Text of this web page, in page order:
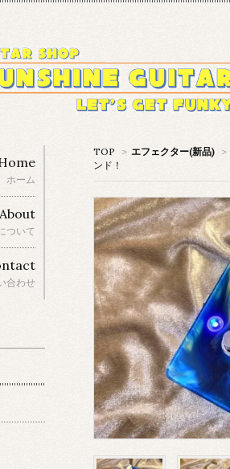
TOP > エフェクター(新品) >
ンド！
ホーム
About
ついて
合わせ